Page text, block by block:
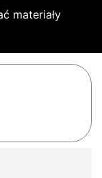
materiały